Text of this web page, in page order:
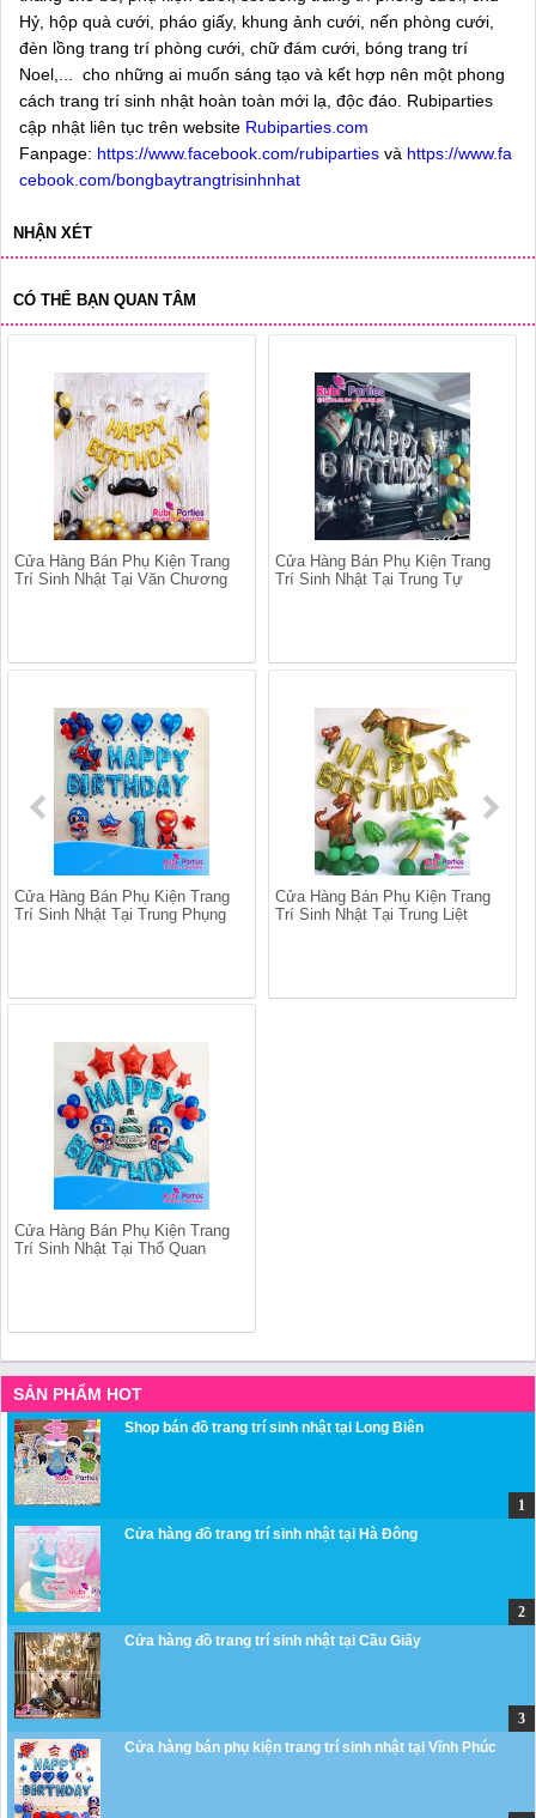
Hỷ, hộp quà cưới, pháo giấy, khung ảnh cưới, nến phòng cưới,
đèn lồng trang trí phòng cưới, chữ đám cưới, bóng trang trí
Noel,... cho những ai muốn sáng tạo và kết hợp nên một phong
cách trang trí sinh nhật hoàn toàn mới lạ, độc đáo. Rubiparties
cập nhật liên tục trên website Rubiparties.com
Fanpage: https://www.facebook.com/rubiparties và https://www.fa
cebook.com/bongbaytrangtrisinhnhat
NHẬN XÉT
CÓ THỂ BẠN QUAN TÂM
Cửa Hàng Bán Phụ Kiện Trang
Trí Sinh Nhật Tại Văn Chương
Cửa Hàng Bán Phụ Kiện Trang
Trí Sinh Nhật Tại Trung Tự
Cửa Hàng Bán Phụ Kiện Trang
Trí Sinh Nhật Tại Trung Phụng
Cửa Hàng Bán Phụ Kiện Trang
Trí Sinh Nhật Tại Trung Liệt
Cửa Hàng Bán Phụ Kiện Trang
Trí Sinh Nhật Tại Thổ Quan
SẢN PHẨM HOT
Shop bán đồ trang trí sinh nhật tại Long Biên
Cửa hàng đồ trang trí sinh nhật tại Hà Đông
Cửa hàng đồ trang trí sinh nhật tại Cầu Giấy
Cửa hàng bán phụ kiện trang trí sinh nhật tại Vĩnh Phúc